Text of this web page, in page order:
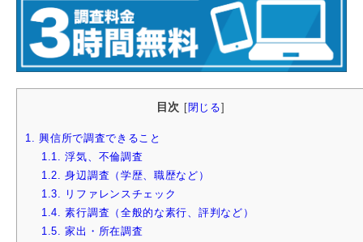
目次 閉じる
1.
興信所で調査できること
1.1.
浮気、不倫調査
1.2.
身辺調査（学歴、職歴など）
1.3.
リファレンスチェック
1.4.
素行調査（全般的な素行、評判など）
1.5.
家出・所在調査